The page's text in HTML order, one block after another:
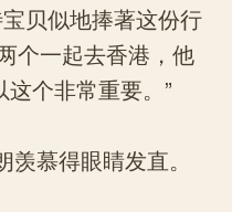
贝似地捧著这份行
个一起去香港，他
个非常重要。”
慕得眼睛发直。